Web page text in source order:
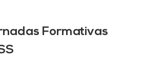
Formativas